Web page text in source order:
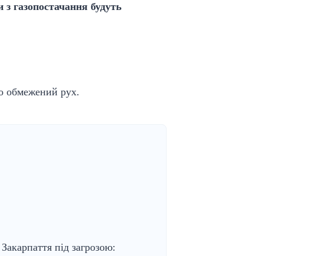
газопостачання будуть
обмежений рух.
Закарпаття під загрозою: